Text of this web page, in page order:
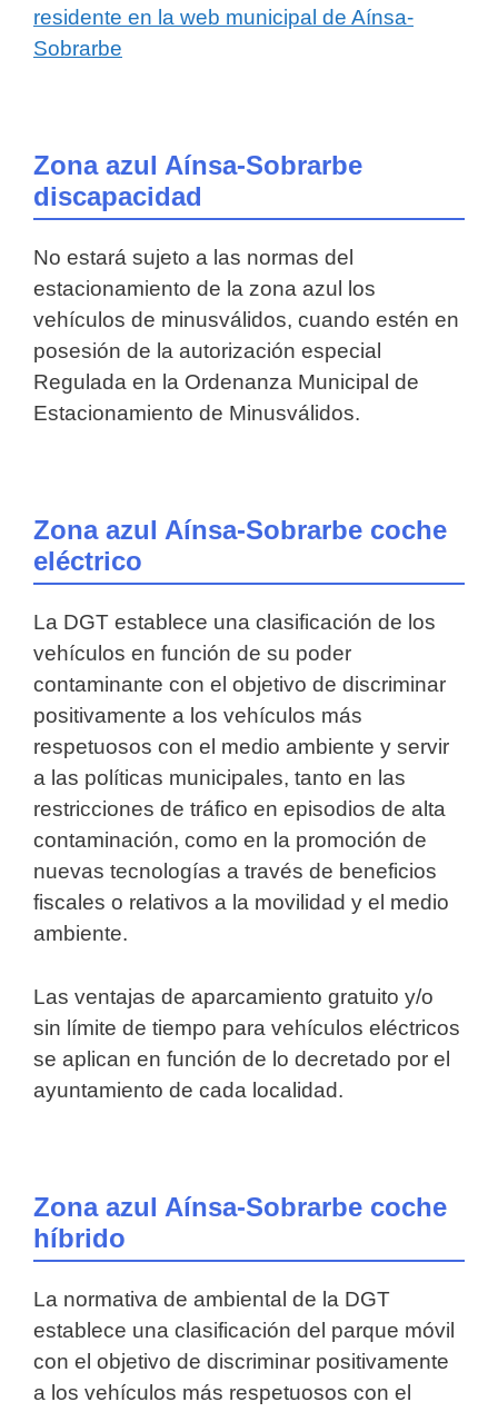
residente en la web municipal de Aínsa-
Sobrarbe
Zona azul Aínsa-Sobrarbe
discapacidad
No estará sujeto a las normas del
estacionamiento de la zona azul los
vehículos de minusválidos, cuando estén en
posesión de la autorización especial
Regulada en la Ordenanza Municipal de
Estacionamiento de Minusválidos.
Zona azul Aínsa-Sobrarbe coche
eléctrico
La DGT establece una clasificación de los
vehículos en función de su poder
contaminante con el objetivo de discriminar
positivamente a los vehículos más
respetuosos con el medio ambiente y servir
a las políticas municipales, tanto en las
restricciones de tráfico en episodios de alta
contaminación, como en la promoción de
nuevas tecnologías a través de beneficios
fiscales o relativos a la movilidad y el medio
ambiente.
Las ventajas de aparcamiento gratuito y/o
sin límite de tiempo para vehículos eléctricos
se aplican en función de lo decretado por el
ayuntamiento de cada localidad.
Zona azul Aínsa-Sobrarbe coche
híbrido
La normativa de ambiental de la DGT
establece una clasificación del parque móvil
con el objetivo de discriminar positivamente
a los vehículos más respetuosos con el